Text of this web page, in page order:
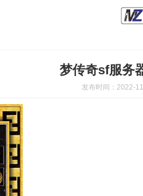
梦传奇sf服务
发布时间：2022-